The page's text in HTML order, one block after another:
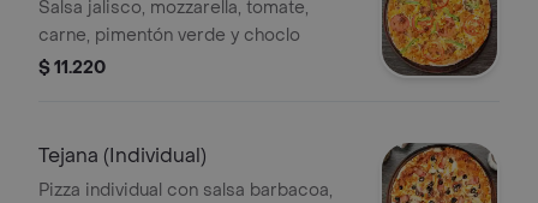
Salsa jalisco, mozzarella, tomate,
carne, pimentón verde y choclo
$ 11.220
Tejana (Individual)
Pizza individual con salsa barbacoa,